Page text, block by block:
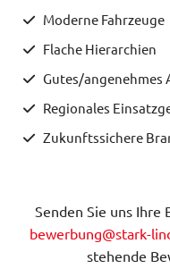
Moderne Fahrzeuge
Flache Hierarchien
Gutes/angenehmes
Regionales
Zukunftssichere
Senden Sie uns Ihre
bewerbung@stark-
stehende